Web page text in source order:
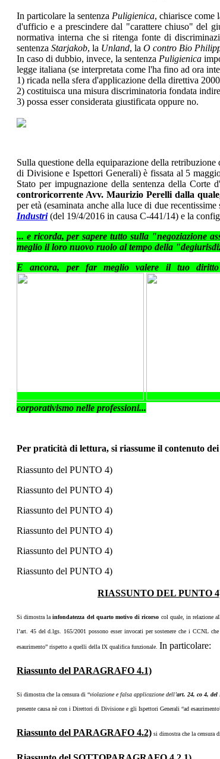
In particolare la sentenza Puligienica, chiarisce come
d'ufficio e a prescindere dal "carattere chiuso" del
normativa interna che si ritenga fonte di
sentenza Starjakob, la Unland, la O contro Bio
In caso di dubbio, invece, la sentenza Puligienica
legge italiana (se interpretata come l'ha fino ad ora
1) ricada nella sfera d'applicazione della direttiva
2) costituisca una misura discriminatoria fondata
3) possa esser considerata giustificata oppure no.
Sulla questione della equiparazione della
di Divisione e Ispettori Generali) è fissata al 5
Stato per impugnazione della sentenza della Corte
controricorrente Avv. Maurizio Perelli dalla
per età (esaminata anche alla luce di due
Industri (del 19/4/2016 in causa C-441/14) e la
... e ricorda, per sapere tutto sulla "negoziazione
meglio il loro nuovo ruolo al tempo della
E ancora, per far meglio valere il tuo
corporativismo nelle professioni...
Per praticità di lettura, si riassume il contenuto
Riassunto del PUNTO 4)
Riassunto del PUNTO 4)
Riassunto del PUNTO 4)
Riassunto del PUNTO 4)
Riassunto del PUNTO 4)
Riassunto del PUNTO 4)
RIASSUNTO DEL PUNTO
Si dimostra lainfondatezza del quarto motivo di ricorso col quale, in relazione
l’art. 45 del d.lgs. 165/2001 possono esser invocati per sostenere che i CCNL
esaurimento” rispetto a quelli della IX qualifica funzionale. In particolare:
Riassunto del PARAGRAFO 4.1)
Si dimostra che la censura di “violazione e falsa applicazione dell’art. 24, co 4, del
presente causa nè con i Direttori di Divisione e gli Ispettori Generali “ad
Riassunto del PARAGRAFO 4.2)si dimostra che la censura